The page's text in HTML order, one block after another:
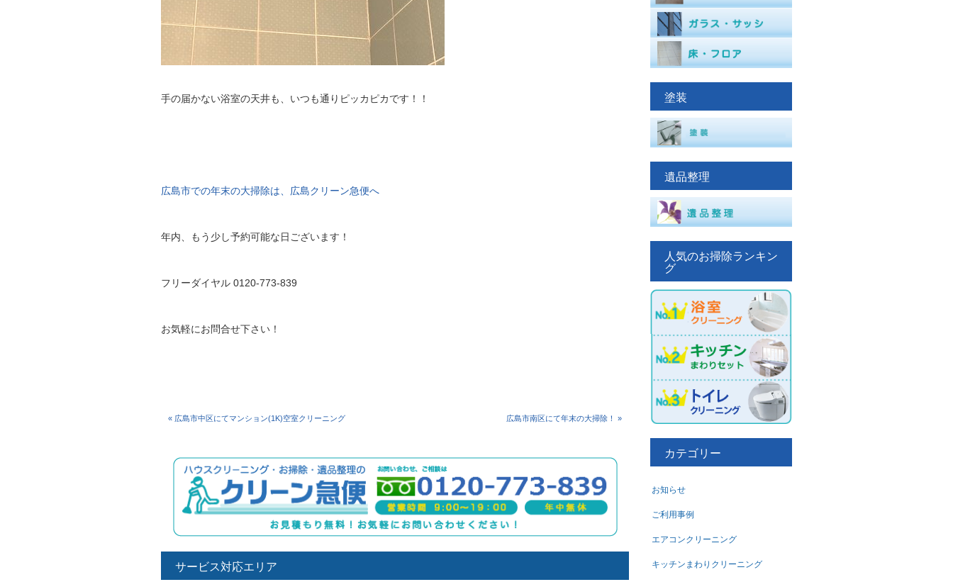
手の届かない浴室の天井も、いつも通りピッカピカです！！
広島市での年末の大掃除は、広島クリーン急便へ
年内、もう少し予約可能な日ございます！
フリーダイヤル 0120-773-839
お気軽にお問合せ下さい！
« 広島市中区にてマンション(1K)空室クリーニング 広島市南区にて年末の大掃除！ »
サービス対応エリア
塗装
遺品整理
人気のお掃除ランキン
グ
カテゴリー
お知らせ
ご利用事例
エアコンクリーニング
キッチンまわりクリーニング